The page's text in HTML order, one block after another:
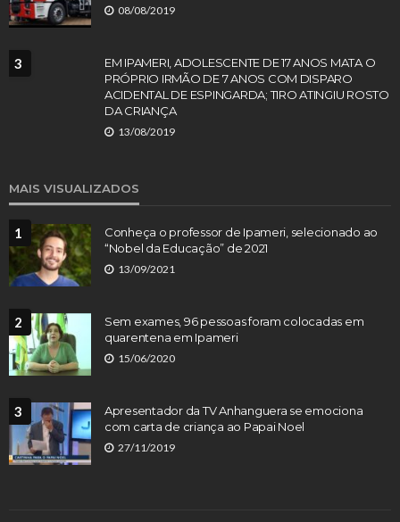
08/08/2019
3
EM IPAMERI, ADOLESCENTE DE 17 ANOS MATA O
PRÓPRIO IRMÃO DE 7 ANOS COM DISPARO
ACIDENTAL DE ESPINGARDA; TIRO ATINGIU ROSTO
DA CRIANÇA
13/08/2019
MAIS VISUALIZADOS
1
Conheça o professor de Ipameri, selecionado ao
“Nobel da Educação” de 2021
13/09/2021
2
Sem exames, 96 pessoas foram colocadas em
quarentena em Ipameri
15/06/2020
3
Apresentador da TV Anhanguera se emociona
com carta de criança ao Papai Noel
27/11/2019